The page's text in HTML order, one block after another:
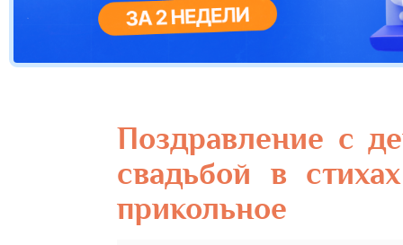
Поздравление с
свадьбой в
прикольное